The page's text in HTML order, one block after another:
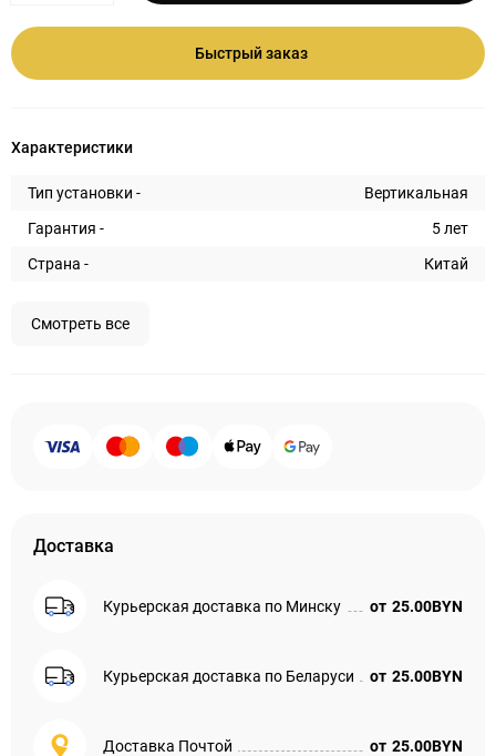
Быстрый заказ
Характеристики
Тип установки -
Вертикальная
Гарантия -
5 лет
Страна -
Китай
Смотреть все
Доставка
Курьерская доставка по Минску от 25.00BYN
Курьерская доставка по Беларуси от 25.00BYN
Доставка Почтой от 25.00BYN